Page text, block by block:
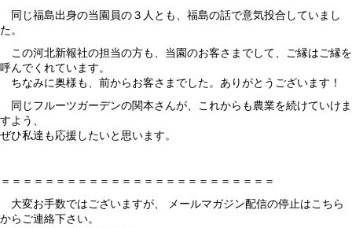
同じ福島出身の当園員の３人とも、福島の話で意気投合していまし
た。
この河北新報社の担当の方も、当園のお客さまでして、ご縁はご縁を
呼んでくれています。
ちなみに奥様も、前からお客さまでした。ありがとうございます！
同じフルーツガーデンの関本さんが、これからも農業を続けていけま
すよう、
ぜひ私達も応援したいと思います。
＝＝＝＝＝＝＝＝＝＝＝＝＝＝＝＝＝＝＝＝＝＝＝＝＝
大変お手数ではございますが、 メールマガジン配信の停止はこちら
からご連絡下さい。